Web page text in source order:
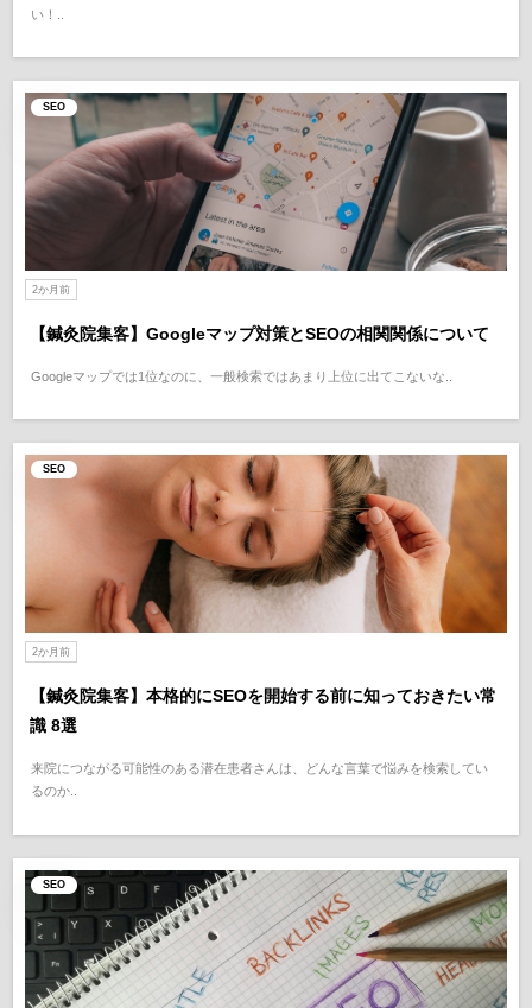
い！..
SEO
2か月前
【鍼灸院集客】Googleマップ対策とSEOの相関関係について
Googleマップでは1位なのに、一般検索ではあまり上位に出てこないな..
SEO
2か月前
【鍼灸院集客】本格的にSEOを開始する前に知っておきたい常
識 8選
来院につながる可能性のある潜在患者さんは、どんな言葉で悩みを検索してい
るのか..
SEO